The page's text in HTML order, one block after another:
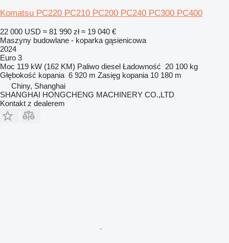
Komatsu PC220 PC210 PC200 PC240 PC300 PC400
22 000 USD ≈ 81 990 zł ≈ 19 040 €
Maszyny budowlane - koparka gąsienicowa
2024
Euro 3
Moc 119 kW (162 KM) Paliwo diesel Ładowność 20 100 kg
Głębokość kopania 6 920 m Zasięg kopania 10 180 m
Chiny, Shanghai
SHANGHAI HONGCHENG MACHINERY CO.,LTD
Kontakt z dealerem